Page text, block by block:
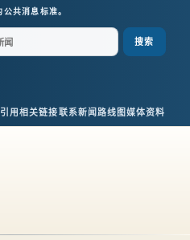
共消息标准。
搜索
引用相关链接联系新闻 路线图媒体资料